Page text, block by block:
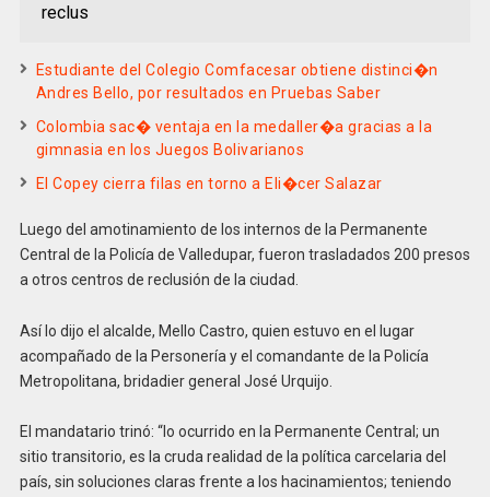
reclus
Estudiante del Colegio Comfacesar obtiene distinci�n
Andres Bello, por resultados en Pruebas Saber
Colombia sac� ventaja en la medaller�a gracias a la
gimnasia en los Juegos Bolivarianos
El Copey cierra filas en torno a Eli�cer Salazar
Luego del amotinamiento de los internos de la Permanente
Central de la Policía de Valledupar, fueron trasladados 200 presos
a otros centros de reclusión de la ciudad.
Así lo dijo el alcalde, Mello Castro, quien estuvo en el lugar
acompañado de la Personería y el comandante de la Policía
Metropolitana, bridadier general José Urquijo.
El mandatario trinó: “lo ocurrido en la Permanente Central; un
sitio transitorio, es la cruda realidad de la política carcelaria del
país, sin soluciones claras frente a los hacinamientos; teniendo